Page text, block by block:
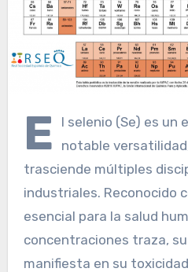
E
l selenio (Se) es un
notable
trasciende múltiples
industriales. Reconocido
esencial para la salud
concentraciones traza,
manifiesta en su